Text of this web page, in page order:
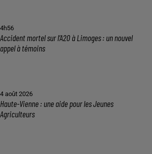
4h56
Accident mortel sur l’A20 à Limoges : un nouvel
appel à témoins
4 août 2026
Haute-Vienne : une aide pour les Jeunes
Agriculteurs